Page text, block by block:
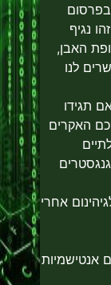
2000 בדרך! זהו נגיף
האבן,
לנו
תגידו
האקרים
אחרי
אנטישמיות